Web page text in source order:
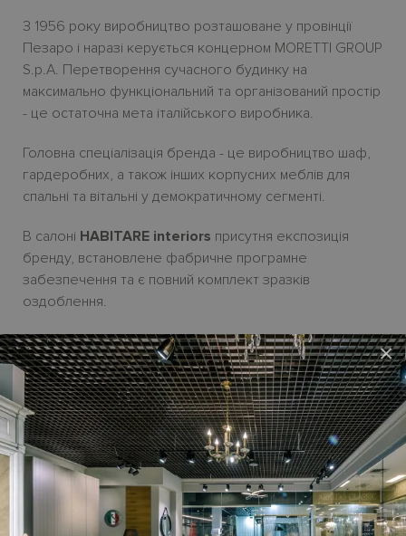
×
З 1956 року виробництво розташоване у провінції
Пезаро і наразі керується концерном MORETTI GROUP
S.p.A. Перетворення сучасного будинку на
максимально функціональний та організований простір
- це остаточна мета італійського виробника.
Головна спеціалізація бренда - це виробництво шаф,
гардеробних, а також інших корпусних меблів для
спальні та вітальні у демократичному сегменті.
В салоні HABITARE interiors присутня експозиція
бренду, встановлене фабричне програмне
забезпечення та є повний комплект зразків
оздоблення.
МАТЕРІАЛИ:
Панелі гардеробноїANTARESіз колекціїOMNIA
виготовлені з екологічно чистого ДСП класу E1.
Завдяки антивандальному меламіновому покриттю
вони стійкі до пошкоджень, а вишукані текстури
натурального дуба у 2-х відтінках або фактурної
тканини додають інтер'єру особливої естетики.
Лаковані фасади - тамбурат з поверхнею з МДФ.